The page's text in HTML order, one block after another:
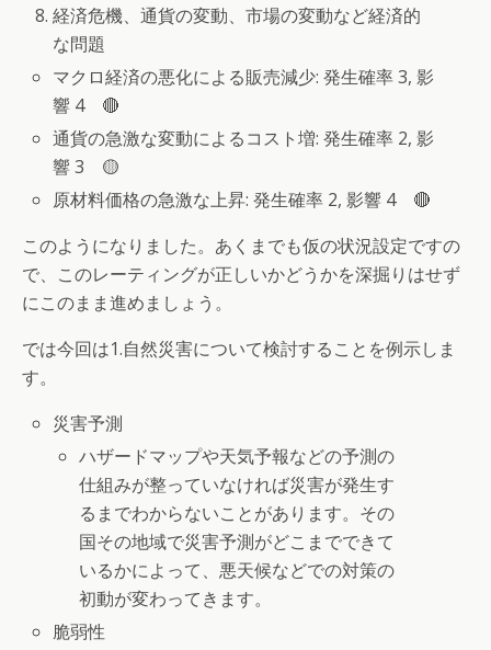
経済危機、通貨の変動、市場の変動など経済的
な問題
マクロ経済の悪化による販売減少: 発生確率 3, 影
響 4 🔴
通貨の急激な変動によるコスト増: 発生確率 2, 影
響 3 🟡
原材料価格の急激な上昇: 発生確率 2, 影響 4 🔴
このようになりました。あくまでも仮の状況設定ですの
で、このレーティングが正しいかどうかを深掘りはせず
にこのまま進めましょう。
では今回は1.自然災害について検討することを例示しま
す。
災害予測
ハザードマップや天気予報などの予測の
仕組みが整っていなければ災害が発生す
るまでわからないことがあります。その
国その地域で災害予測がどこまでできて
いるかによって、悪天候などでの対策の
初動が変わってきます。
脆弱性